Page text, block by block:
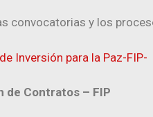
convocatorias y los
Inversión para la Paz-FIP-
de Contratos – FIP